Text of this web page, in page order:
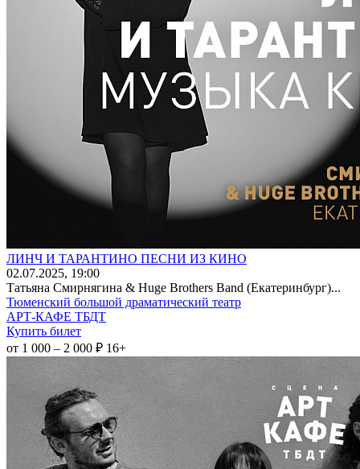
ЛИНЧ И ТАРАНТИНО ПЕСНИ ИЗ КИНО
02.07.2025, 19:00
Татьяна Смирнягина & Huge Brothers Band (Екатеринбург)...
Тюменский большой драматический театр
АРТ-КАФЕ ТБДТ
Купить билет
от 1 000 – 2 000 ₽ 16+